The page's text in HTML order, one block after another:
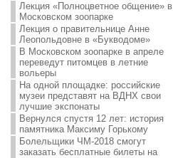
Лекция «Полноцветное общение» в
Московском зоопарке
Лекция о правительнице Анне
Леопольдовне в «Букводоме»
В Московском зоопарке в апреле
переведут питомцев в летние
вольеры
На одной площадке: российские
музеи представят на ВДНХ свои
лучшие экспонаты
Вернулся спустя 12 лет: история
памятника Максиму Горькому
Болельщики ЧМ-2018 смогут
заказать бесплатные билеты на